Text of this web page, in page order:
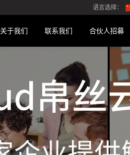
语言选择：
关于我们 联系我们 合伙人招募